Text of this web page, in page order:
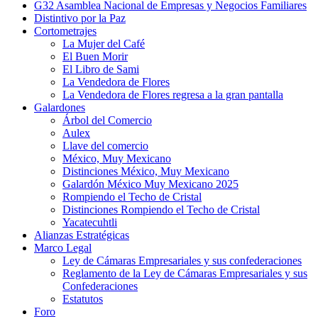
G32 Asamblea Nacional de Empresas y Negocios Familiares
Distintivo por la Paz
Cortometrajes
La Mujer del Café
El Buen Morir
El Libro de Sami
La Vendedora de Flores
La Vendedora de Flores regresa a la gran pantalla
Galardones
Árbol del Comercio
Aulex
Llave del comercio
México, Muy Mexicano
Distinciones México, Muy Mexicano
Galardón México Muy Mexicano 2025
Rompiendo el Techo de Cristal
Distinciones Rompiendo el Techo de Cristal
Yacatecuhtli
Alianzas Estratégicas
Marco Legal
Ley de Cámaras Empresariales y sus confederaciones
Reglamento de la Ley de Cámaras Empresariales y sus
Confederaciones
Estatutos
Foro